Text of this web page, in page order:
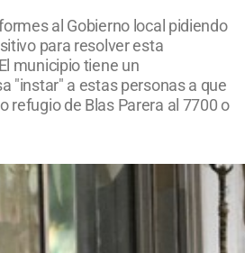
al Gobierno local pidiendo
para resolver esta
municipio tiene un
"instar" a estas personas a que
refugio de Blas Parera al 7700 o